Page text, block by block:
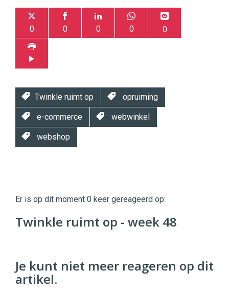
0 0 0 0 0
Twinkle ruimt op opruiming
e-commerce webwinkel
webshop
|
Digital
Commercehttps://twinklemagazine.nl
Er is op dit moment 0 keer gereageerd op:
Twinkle ruimt op - week 48
Je kunt niet meer reageren op dit
artikel.